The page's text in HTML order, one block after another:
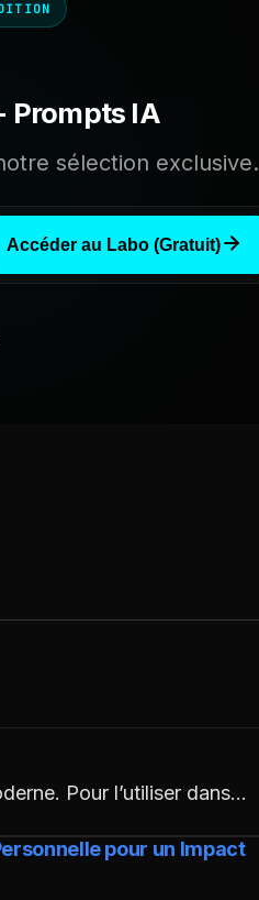
Prompts IA
sélection exclusive.
Accéder au Labo (Gratuit)
Pour l’utiliser dans…
pour un Impact